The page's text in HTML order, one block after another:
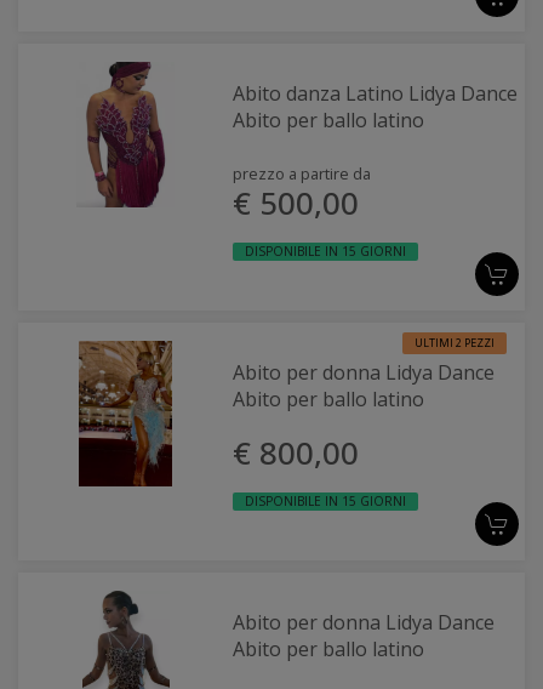
Abito danza Latino Lidya Dance
Abito per ballo latino
prezzo a partire da
€ 500,00
DISPONIBILE IN 15 GIORNI
ULTIMI 2 PEZZI
Abito per donna Lidya Dance
Abito per ballo latino
€ 800,00
DISPONIBILE IN 15 GIORNI
Abito per donna Lidya Dance
Abito per ballo latino